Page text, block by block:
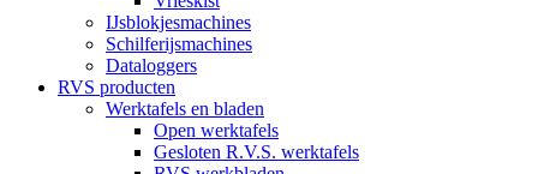
IJsblokjesmachines
Schilferijsmachines
Dataloggers
RVS producten
Werktafels en bladen
Open werktafels
Gesloten R.V.S. werktafels